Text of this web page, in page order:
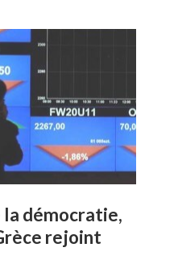
la démocratie,
rejoint